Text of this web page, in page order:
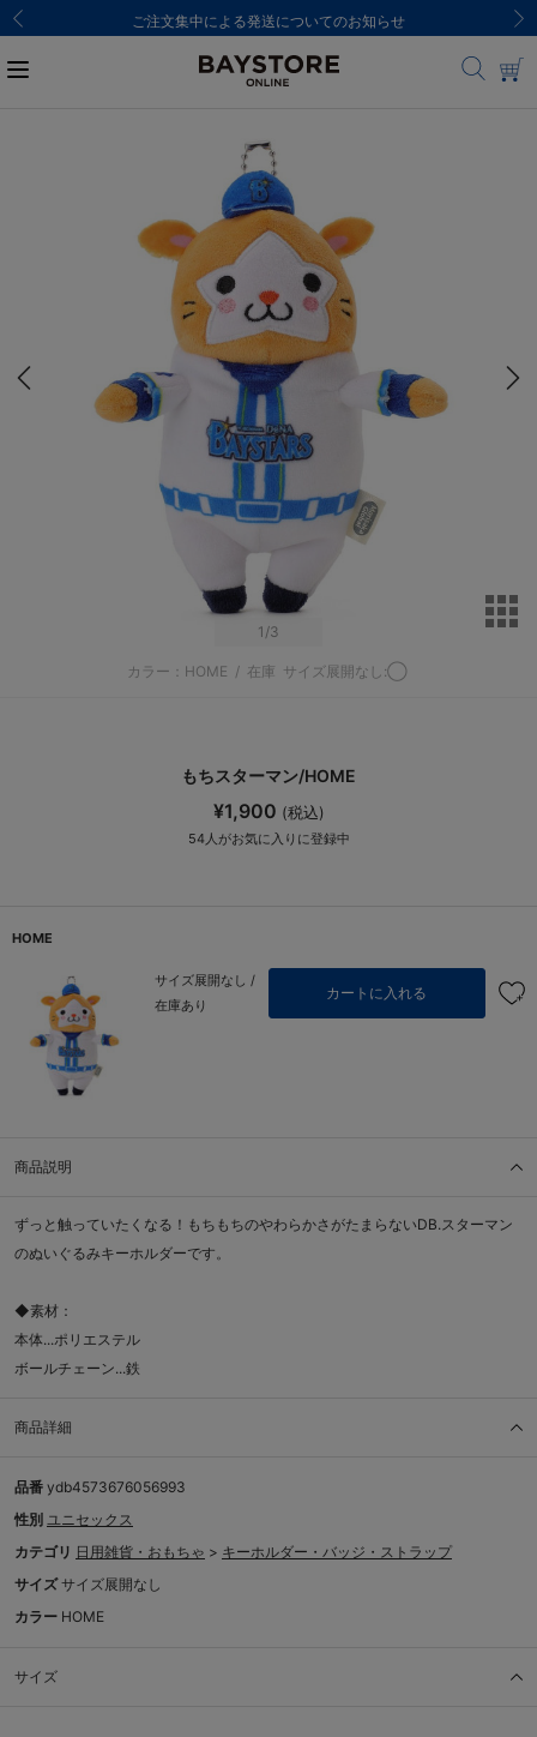
ご注文集中による発送についてのお知らせ
1 /3
カラー：HOME / 在庫 サイズ展開なし:◯
もちスターマン/HOME
¥1,900 (税込)
54 人がお気に入りに登録中
HOME
サイズ展開なし /
在庫あり
カートに入れる
商品説明
ずっと触っていたくなる！もちもちのやわらかさがたまらないDB.スターマン
のぬいぐるみキーホルダーです。
◆素材：
本体...ポリエステル
ボールチェーン...鉄
商品詳細
品番 ydb4573676056993
性別 ユニセックス
カテゴリ 日用雑貨・おもちゃ > キーホルダー・バッジ・ストラップ
サイズ サイズ展開なし
カラー HOME
サイズ